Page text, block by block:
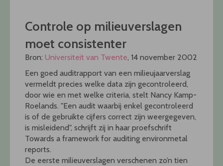
Controle op milieuverslagen
moet consistenter
Bron: Universiteit van Twente, 14 november 2002
Een goed auditrapport van een milieujaarverslag
vermeldt precies welke data zijn gecontroleerd,
door wie en met welke criteria, stelt Nancy Kamp-
Roelands. "Een audit waarbij enkel gecontroleerd
is of de gebruikte cijfers correct zijn weergegeven,
is misleidend", schrijft zij in haar proefschrift
Towards a framework for auditing environmetal
reports.
De eerste milieuverslagen verschenen zo’n tien